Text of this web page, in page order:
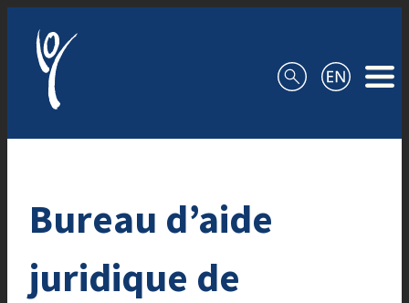
Bureau d’aide
juridique de